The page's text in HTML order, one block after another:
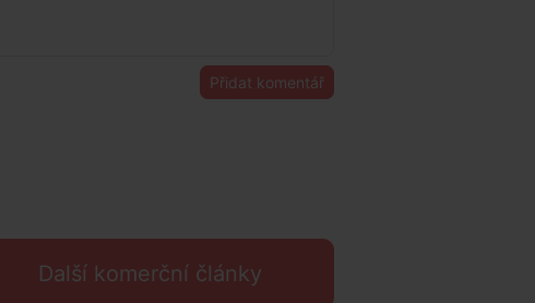
Přidat komentář
Další komerční články